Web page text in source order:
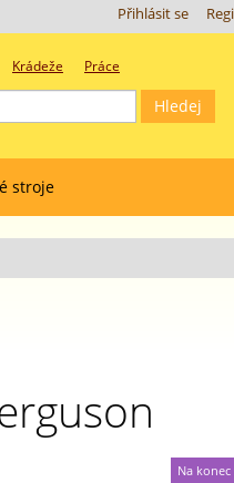
Přihlásit se
Krádeže Práce
stroje
Na